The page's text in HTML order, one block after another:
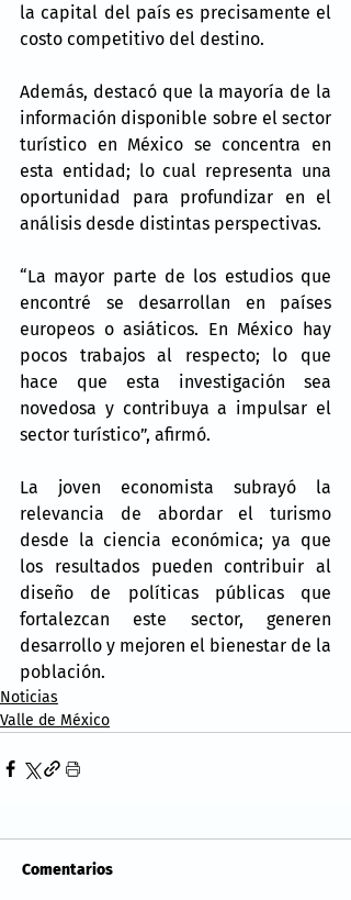
la capital del país es precisamente el
costo competitivo del destino.
Además, destacó que la mayoría de la
información disponible sobre el sector
turístico en México se concentra en
esta entidad; lo cual representa una
oportunidad para profundizar en el
análisis desde distintas perspectivas.
“La mayor parte de los estudios que
encontré se desarrollan en países
europeos o asiáticos. En México hay
pocos trabajos al respecto; lo que
hace que esta investigación sea
novedosa y contribuya a impulsar el
sector turístico”, afirmó.
La joven economista subrayó la
relevancia de abordar el turismo
desde la ciencia económica; ya que
los resultados pueden contribuir al
diseño de políticas públicas que
fortalezcan este sector, generen
desarrollo y mejoren el bienestar de la
población.
Noticias
Valle de México
Comentarios